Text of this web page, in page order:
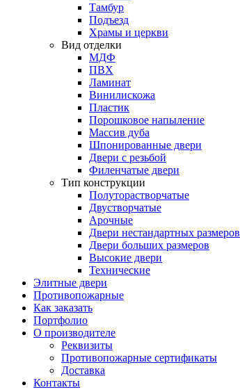
Тамбур
Подъезд
Храмы и церкви
Вид отделки
МДФ
ПВХ
Ламинат
Винилискожа
Пластик
Порошковое напыление
Массив дуба
Шпонированные двери
Двери с резьбой
Филенчатые двери
Тип конструкции
Полуторастворчатые
Двустворчатые
Арочные
Двери нестандартных размеров
Двери больших размеров
Высокие двери
Технические
Элитные двери
Противопожарные
Как заказать
Портфолио
О производителе
Реквизиты
Противопожарные сертификаты
Доставка
Контакты